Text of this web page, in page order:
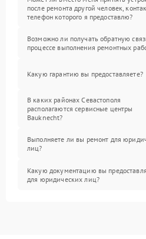
после ремонта другой человек,
телефон которого я предоставлю?
Возможно ли получать обратную
процессе выполнения ремонтных
Какую гарантию вы предоставляете?
В каких районах Севастополя
располагаются сервисные центры
Bauknecht?
Выполняете ли вы ремонт для
лиц?
Какую документацию вы
для юридических лиц?